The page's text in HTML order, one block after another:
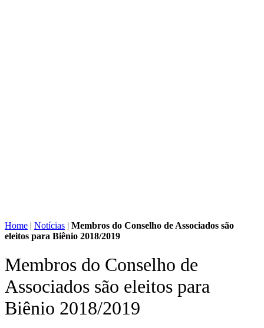
Home | Notícias | Membros do Conselho de Associados são
eleitos para Biênio 2018/2019
Membros do Conselho de
Associados são eleitos para
Biênio 2018/2019